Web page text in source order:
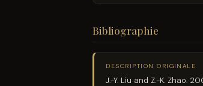
Bibliographie
DESCRIPTION ORIGINALE
J.-Y. Liu and Z.-K. Zhao.